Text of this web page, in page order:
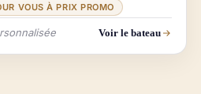
VOUS À PRIX PROMO
Voir le bateau